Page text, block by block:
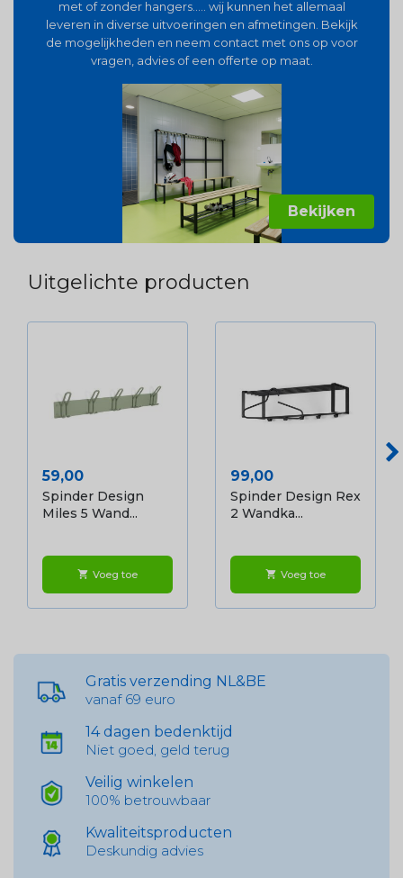
met of zonder hangers..... wij kunnen het allemaal
leveren in diverse uitvoeringen en afmetingen. Bekijk
de mogelijkheden en neem contact met ons op voor
vragen, advies of een offerte op maat.
Bekijken
Uitgelichte producten
Prijs
59,00
Spinder Design
Miles 5 Wand...
shopping_cart Voeg toe
Prijs
99,00
Spinder Design Rex
2 Wandka...
shopping_cart Voeg toe
Gratis verzending NL&BE
vanaf 69 euro
14 dagen bedenktijd
Niet goed, geld terug
Veilig winkelen
100% betrouwbaar
Kwaliteitsproducten
Deskundig advies